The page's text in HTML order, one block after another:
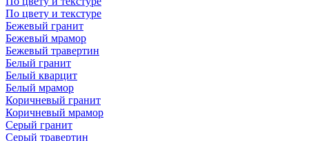
По цвету и текстуре
Бежевый гранит
Бежевый мрамор
Бежевый травертин
Белый гранит
Белый кварцит
Белый мрамор
Коричневый гранит
Коричневый мрамор
Серый гранит
Серый травертин